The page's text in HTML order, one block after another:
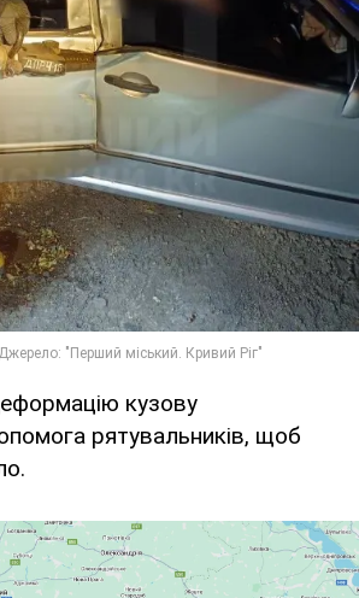
кузову
рятувальників, щоб